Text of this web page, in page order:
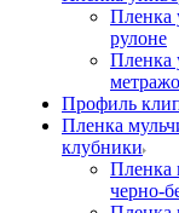
Пленка
рулоне
Пленка
Профиль
Пленка
клубники
Пленка
черно-